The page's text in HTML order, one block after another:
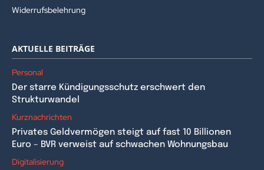
Widerrufsbelehrung
AKTUELLE BEITRÄGE
Personal
Der starre Kündigungsschutz erschwert den
Strukturwandel
Kurznachrichten
Privates Geldvermögen steigt auf fast 10 Billionen
Euro – BVR verweist auf schwachen Wohnungsbau
Digitalisierung